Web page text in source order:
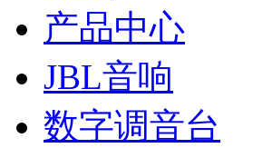
产品中心
JBL音响
数字调音台